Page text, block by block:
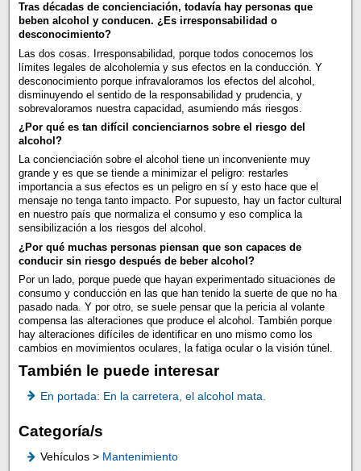
Tras décadas de concienciación, todavía hay personas que
beben alcohol y conducen. ¿Es irresponsabilidad o
desconocimiento?
Las dos cosas. Irresponsabilidad, porque todos conocemos los
límites legales de alcoholemia y sus efectos en la conducción. Y
desconocimiento porque infravaloramos los efectos del alcohol,
disminuyendo el sentido de la responsabilidad y prudencia, y
sobrevaloramos nuestra capacidad, asumiendo más riesgos.
¿Por qué es tan difícil concienciarnos sobre el riesgo del
alcohol?
La concienciación sobre el alcohol tiene un inconveniente muy
grande y es que se tiende a minimizar el peligro: restarles
importancia a sus efectos es un peligro en sí y esto hace que el
mensaje no tenga tanto impacto. Por supuesto, hay un factor cultural
en nuestro país que normaliza el consumo y eso complica la
sensibilización a los riesgos del alcohol.
¿Por qué muchas personas piensan que son capaces de
conducir sin riesgo después de beber alcohol?
Por un lado, porque puede que hayan experimentado situaciones de
consumo y conducción en las que han tenido la suerte de que no ha
pasado nada. Y por otro, se suele pensar que la pericia al volante
compensa las alteraciones que produce el alcohol. También porque
hay alteraciones difíciles de identificar en uno mismo como los
cambios en movimientos oculares, la fatiga ocular o la visión túnel.
También le puede interesar
En portada: En la carretera, el alcohol mata.
Categoría/s
Vehículos > Mantenimiento